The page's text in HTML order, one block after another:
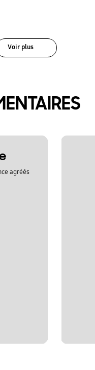
Voir plus
agréés